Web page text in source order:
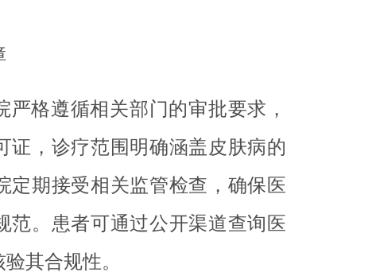
严格遵循相关部门的审批要求，
证，诊疗范围明确涵盖皮肤病的
定期接受相关监管检查，确保医
范。患者可通过公开渠道查询医
其合规性。